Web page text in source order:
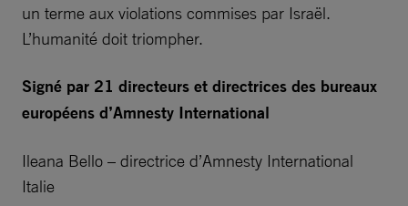
un terme aux violations commises par Israël.
L’humanité doit triompher.
Signé par 21 directeurs et directrices des bureaux
européens d’Amnesty International
Ileana Bello – directrice d’Amnesty International
Italie